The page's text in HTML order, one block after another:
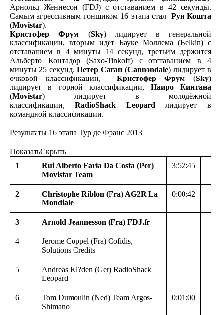
Арнольд Женнесон (FDJ) с отставанием в 42 секунды.
Самым агрессивным гонщиком 16 этапа стал Руи Кошта
(Movistar).
Кристофер Фрум (Sky) лидирует в генеральной
классификации, вторым идёт Бауке Моллема (Belkin) с
отставанием в 4 минуты 14 секунд, третьим держится
Альберто Контадор (Saxo-Tinkoff) с отставанием в 4
минуты 25 секунд. Петер Саган (Cannondale) лидирует в
очковой классификации, Кристофер Фрум (Sky)
лидирует в горной классификации, Наиро Кинтана
(Movistar) лидирует в молодёжной
классификации, RadioShack Leopardлидирует в
командной классификации.
Результаты 16 этапа Тур де Франс 2013
ПоказатьСкрыть
1
Rui Alberto Faria Da Costa (Por)
Movistar Team
3:52:45
2
Christophe Riblon (Fra) AG2R La
Mondiale
0:00:42
3 Arnold Jeannesson (Fra) FDJ.fr
4
Jerome Coppel (Fra) Cofidis,
Solutions Credits
5
Andreas Kl?den (Ger) RadioShack
Leopard
6
Tom Dumoulin (Ned) Team Argos-
Shimano
0:01:00